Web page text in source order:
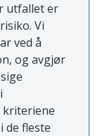
utfallet er
Vi
ved å
og avgjør
de fleste